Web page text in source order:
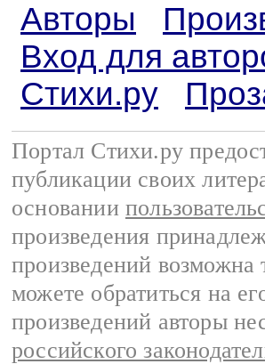
Авторы
Вход для
Стихи.ру
Портал Стихи.ру
публикации своих
основании
произведения
произведений возможна
можете обратиться на
произведений авторы
российского